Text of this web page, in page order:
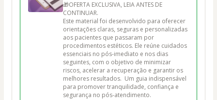
🎁OFERTA EXCLUSIVA, LEIA ANTES DE
CONTINUAR.
Este material foi desenvolvido para oferecer
orientações claras, seguras e personalizadas
aos pacientes que passaram por
procedimentos estéticos. Ele reúne cuidados
essenciais no pós-imediato e nos dias
seguintes, com o objetivo de minimizar
riscos, acelerar a recuperação e garantir os
melhores resultados.  Um guia indispensável
para promover tranquilidade, confiança e
segurança no pós-atendimento.